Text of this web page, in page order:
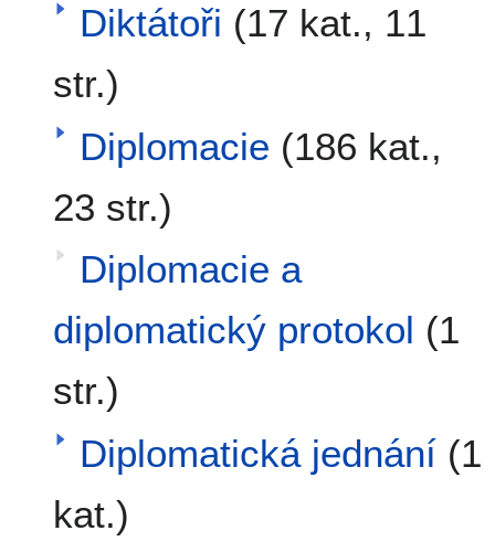
Diktátoři (17 kat., 11
str.)
Diplomacie (186 kat.,
23 str.)
Diplomacie a
diplomatický protokol (1
str.)
Diplomatická jednání (1
kat.)